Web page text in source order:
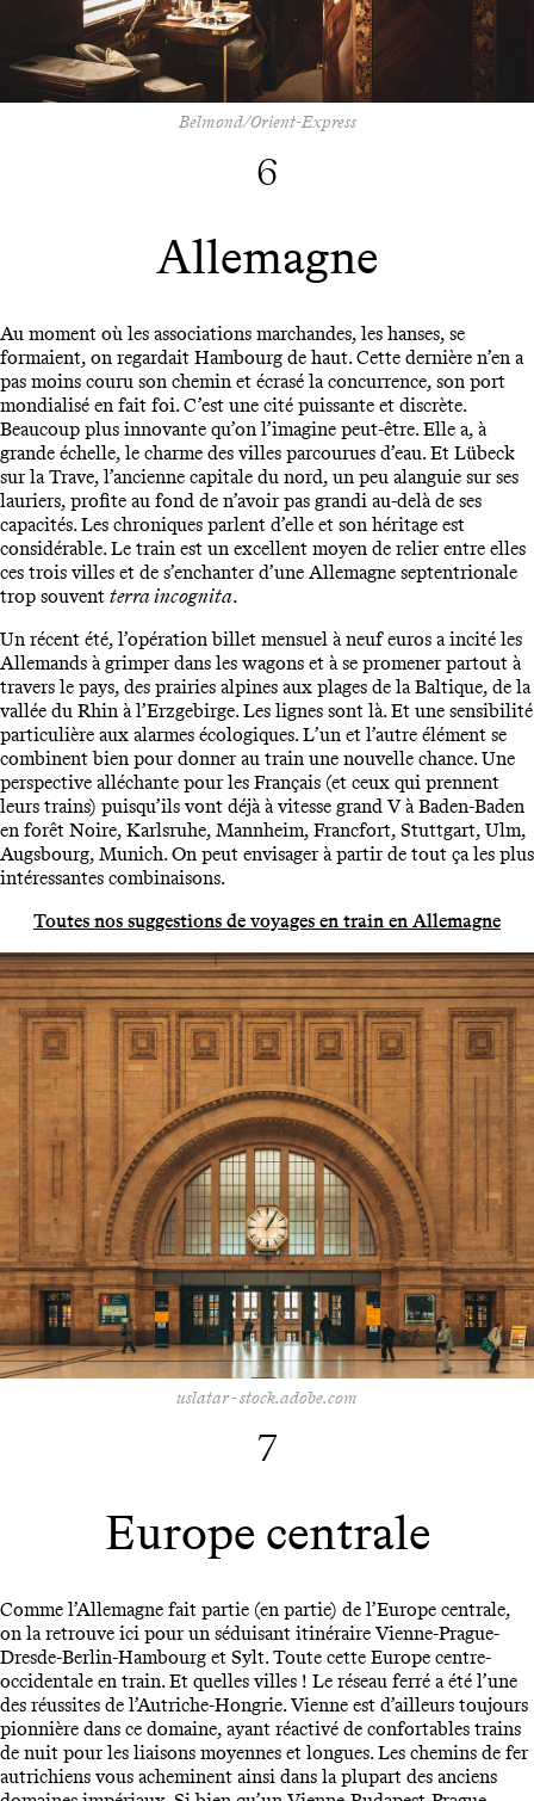
Belmond/Orient-Express
6
Allemagne
Au moment où les associations marchandes, les hanses, se
formaient, on regardait Hambourg de haut. Cette dernière n’en a
pas moins couru son chemin et écrasé la concurrence, son port
mondialisé en fait foi. C’est une cité puissante et discrète.
Beaucoup plus innovante qu’on l’imagine peut-être. Elle a, à
grande échelle, le charme des villes parcourues d’eau. Et Lübeck
sur la Trave, l’ancienne capitale du nord, un peu alanguie sur ses
lauriers, profite au fond de n’avoir pas grandi au-delà de ses
capacités. Les chroniques parlent d’elle et son héritage est
considérable. Le train est un excellent moyen de relier entre elles
ces trois villes et de s’enchanter d’une Allemagne septentrionale
trop souvent terra incognita.
Un récent été, l’opération billet mensuel à neuf euros a incité les
Allemands à grimper dans les wagons et à se promener partout à
travers le pays, des prairies alpines aux plages de la Baltique, de la
vallée du Rhin à l’Erzgebirge. Les lignes sont là. Et une sensibilité
particulière aux alarmes écologiques. L’un et l’autre élément se
combinent bien pour donner au train une nouvelle chance. Une
perspective alléchante pour les Français (et ceux qui prennent
leurs trains) puisqu’ils vont déjà à vitesse grand V à Baden-Baden
en forêt Noire, Karlsruhe, Mannheim, Francfort, Stuttgart, Ulm,
Augsbourg, Munich. On peut envisager à partir de tout ça les plus
intéressantes combinaisons.
Toutes nos suggestions de voyages en train en Allemagne
uslatar - stock.adobe.com
7
Europe centrale
Comme l’Allemagne fait partie (en partie) de l’Europe centrale,
on la retrouve ici pour un séduisant itinéraire Vienne-Prague-
Dresde-Berlin-Hambourg et Sylt. Toute cette Europe centre-
occidentale en train. Et quelles villes ! Le réseau ferré a été l’une
des réussites de l’Autriche-Hongrie. Vienne est d’ailleurs toujours
pionnière dans ce domaine, ayant réactivé de confortables trains
de nuit pour les liaisons moyennes et longues. Les chemins de fer
autrichiens vous acheminent ainsi dans la plupart des anciens